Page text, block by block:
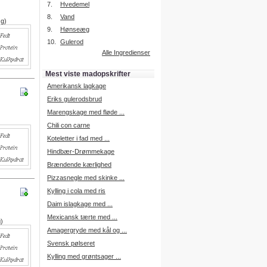
Intelligent søgning
Få foreslået opskrifter.
Prøv vores nye "Foreslå
Læs mere her.
Vi har nu oprettet et mad forum,
hvor i kan dele jeres erfaringer.
Log på med dine oplysninger fra
Madopskrifter.nu.
Gå til forum
Indkøbsliste på SMS
på SMS.
For at benytte SMS funktionen,
7.
Hvedemel
8.
Vand
9.
Hønseæg
10.
Gulerod
Alle Ingredienser
Mest viste madopskrifter
Amerikansk lagkage
Eriks gulerodsbrud
Marengskage med fløde ...
Chili con carne
Koteletter i fad med ...
Hindbær-Drømmekage
Brændende kærlighed
Pizzasnegle med skinke ...
Kylling i cola med ris
Daim islagkage med ...
Mexicansk tærte med ...
Amagergryde med kål og ...
Svensk pølseret
Kylling med grøntsager ...